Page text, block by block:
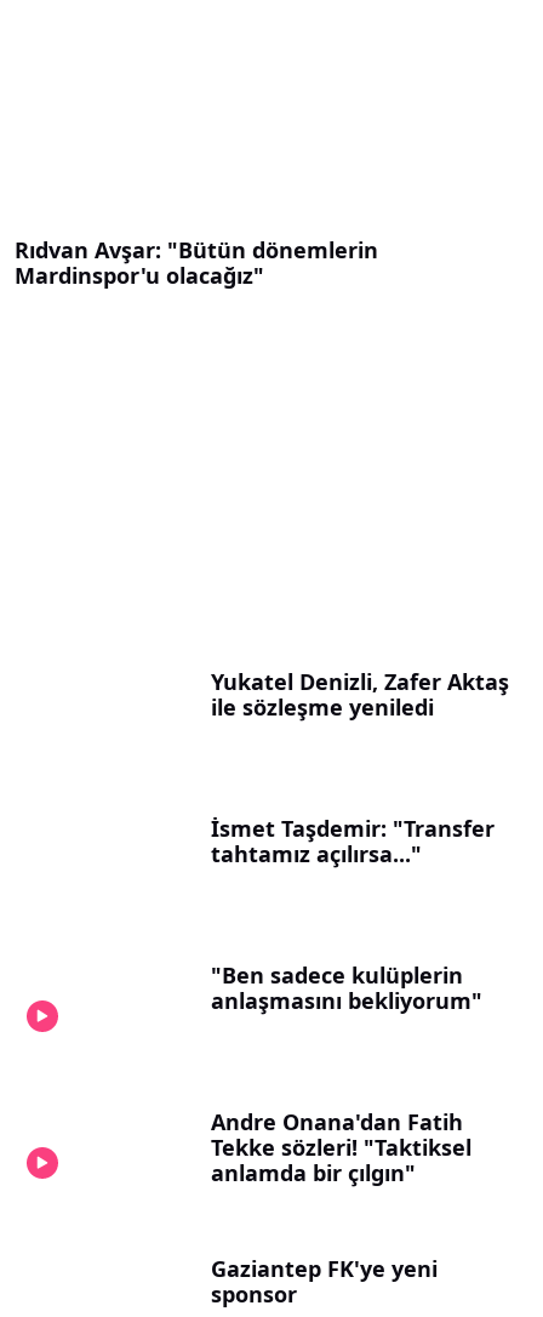
Rıdvan Avşar: "Bütün dönemlerin
Mardinspor'u olacağız"
Yukatel Denizli, Zafer Aktaş
ile sözleşme yeniledi
İsmet Taşdemir: "Transfer
tahtamız açılırsa..."
"Ben sadece kulüplerin
anlaşmasını bekliyorum"
Andre Onana'dan Fatih
Tekke sözleri! "Taktiksel
anlamda bir çılgın"
Gaziantep FK'ye yeni
sponsor